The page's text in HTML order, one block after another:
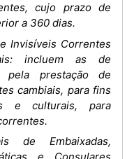
cujo prazo de
a 360 dias.
Invisíveis Correntes
incluem as de
pela prestação de
cambiais, para fins
e culturais, para
de Embaixadas,